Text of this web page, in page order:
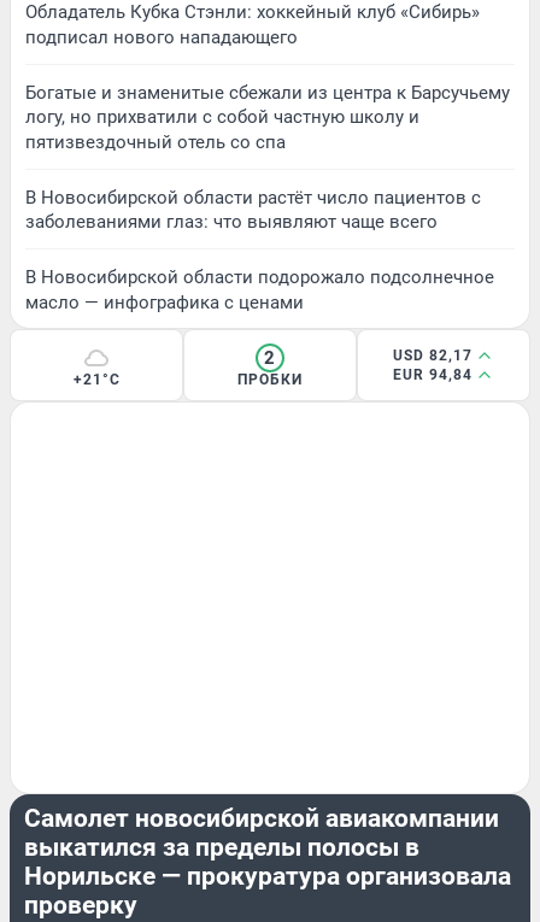
Обладатель Кубка Стэнли: хоккейный клуб «Сибирь»
подписал нового нападающего
Богатые и знаменитые сбежали из центра к Барсучьему
логу, но прихватили с собой частную школу и
пятизвездочный отель со спа
В Новосибирской области растёт число пациентов с
заболеваниями глаз: что выявляют чаще всего
В Новосибирской области подорожало подсолнечное
масло — инфографика с ценами
+21°C
2
ПРОБКИ
USD 82,17
EUR 94,84
Самолет новосибирской авиакомпании
выкатился за пределы полосы в
Норильске — прокуратура организовала
проверку